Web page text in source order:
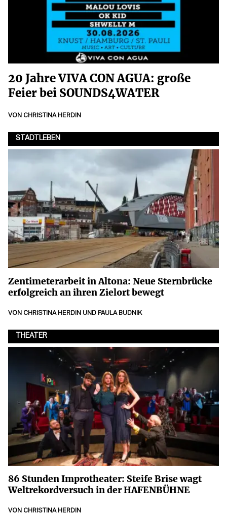
20 Jahre VIVA CON AGUA: große
Feier bei SOUNDS4WATER
VON CHRISTINA HERDIN
STADTLEBEN
Zentimeterarbeit in Altona: Neue Sternbrücke
erfolgreich an ihren Zielort bewegt
VON CHRISTINA HERDIN UND PAULA BUDNIK
THEATER
86 Stunden Improtheater: Steife Brise wagt
Weltrekordversuch in der HAFENBÜHNE
VON CHRISTINA HERDIN